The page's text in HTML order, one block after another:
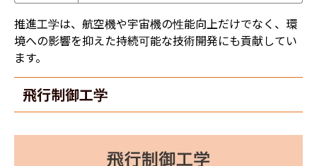
推進工学は、航空機や宇宙機の性能向上だけでなく、環
境への影響を抑えた持続可能な技術開発にも貢献してい
ます。
飛行制御工学